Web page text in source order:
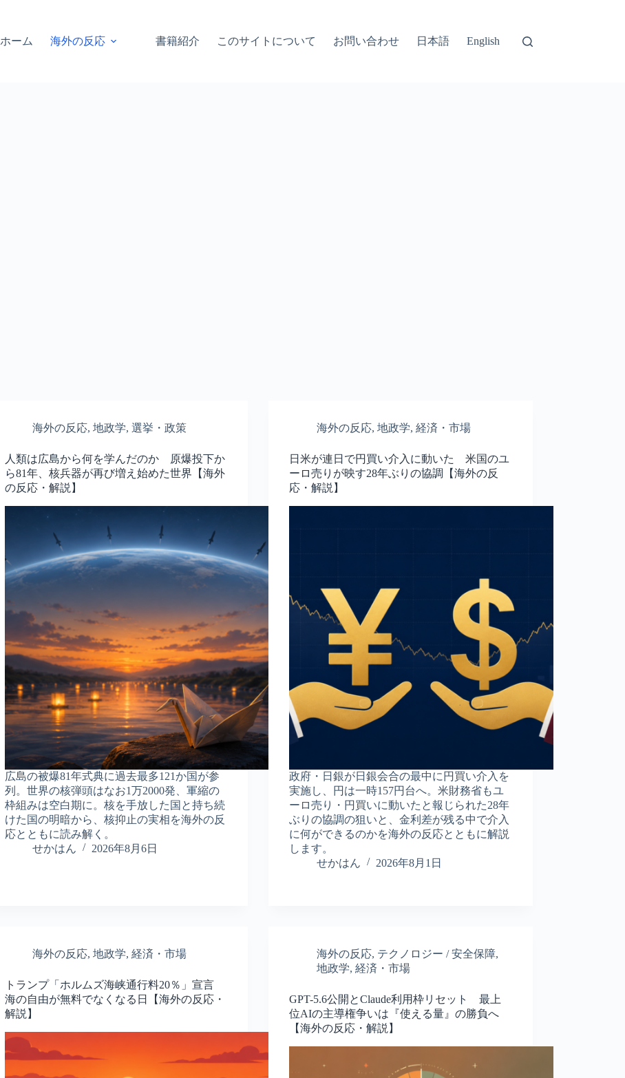
ホーム 海外の反応 書籍紹介 このサイトについて お問い合わせ 日本語 English
海外の反応,地政学,選挙・政策
人類は広島から何を学んだのか 原爆投下か
ら81年、核兵器が再び増え始めた世界【海外
の反応・解説】
広島の被爆81年式典に過去最多121か国が参
列。世界の核弾頭はなお1万2000発、軍縮の
枠組みは空白期に。核を手放した国と持ち続
けた国の明暗から、核抑止の実相を海外の反
応とともに読み解く。
せかはん
2026年8月6日
海外の反応,地政学,経済・市場
日米が連日で円買い介入に動いた 米国のユ
ーロ売りが映す28年ぶりの協調【海外の反
応・解説】
政府・日銀が日銀会合の最中に円買い介入を
実施し、円は一時157円台へ。米財務省もユ
ーロ売り・円買いに動いたと報じられた28年
ぶりの協調の狙いと、金利差が残る中で介入
に何ができるのかを海外の反応とともに解説
します。
せかはん
2026年8月1日
海外の反応,地政学,経済・市場
トランプ「ホルムズ海峡通行料20％」宣言
海の自由が無料でなくなる日【海外の反応・
解説】
海外の反応, テクノロジー / 安全保障,
地政学,経済・市場
GPT-5.6公開とClaude利用枠リセット 最上
位AIの主導権争いは『使える量』の勝負へ
【海外の反応・解説】